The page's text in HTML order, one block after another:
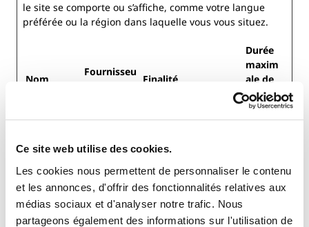
Ce site web utilise des cookies.
Les cookies nous permettent de personnaliser le contenu
et les annonces, d'offrir des fonctionnalités relatives aux
médias sociaux et d'analyser notre trafic. Nous
partageons également des informations sur l'utilisation de
le site se comporte ou s’affiche, comme votre langue
préférée ou la région dans laquelle vous vous situez.
Nom
Fournisseu
Finalité
Durée
maxim
ale de
conserv
ation
GUAGE_ID
garages.ac
préférée du visiteur.
de définir la langue
préférée lors de la
nouvelle entrée du
visiteur.